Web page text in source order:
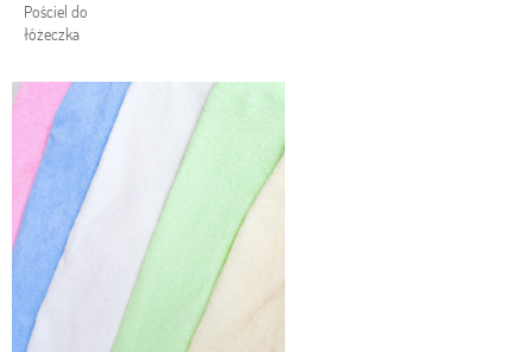
Pościel do
łóżeczka